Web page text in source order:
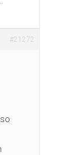
#21272